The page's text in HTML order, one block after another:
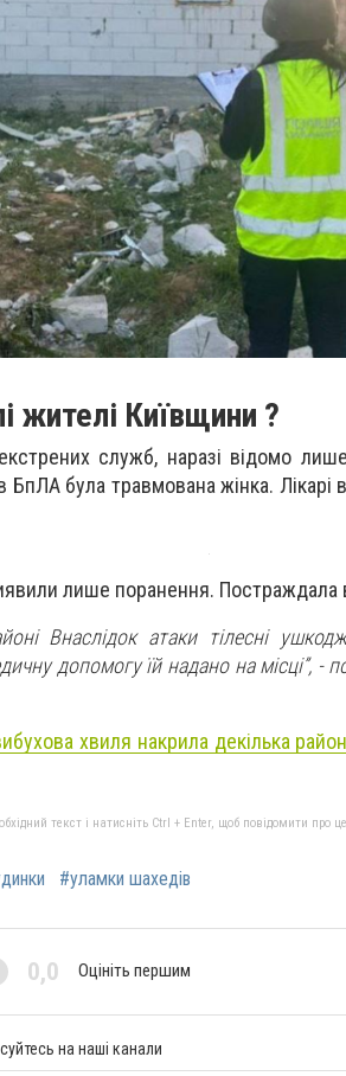
жителі Київщини ?
служб, наразі відомо
БпЛА була травмована жінка.
лише поранення. Постраждала
Внаслідок атаки тілесні
допомогу їй надано на місці”, -
хвиля накрила декілька
текст і натисніть Ctrl + Enter, щоб повідомити про
#уламки шахедів
0,0 Оцініть першим
на наші канали